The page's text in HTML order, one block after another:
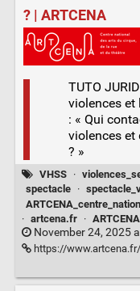
? | ARTCENA
TUTO
violences et
: « Qui
violences et
? »
VHSS ·
spectacle
·
· artcena.fr · ARTCENA
November 24, 2025
https://www.artcena.fr/artcena-replay/qui-